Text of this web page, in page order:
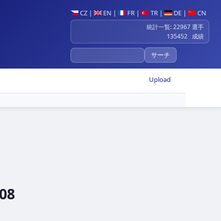
CZ | EN | FR | TR | DE | CN
統計一覧: 22967 選手
135452 成績
Upload